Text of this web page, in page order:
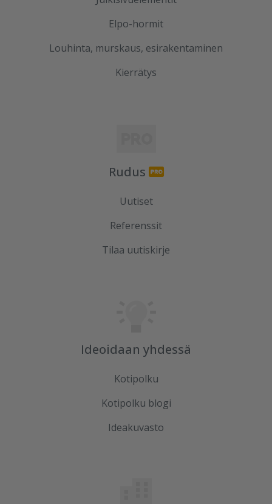
Elpo-hormit
Louhinta, murskaus, esirakentaminen
Kierrätys
Rudus
Uutiset
Referenssit
Tilaa uutiskirje
Ideoidaan yhdessä
Kotipolku
Kotipolku blogi
Ideakuvasto